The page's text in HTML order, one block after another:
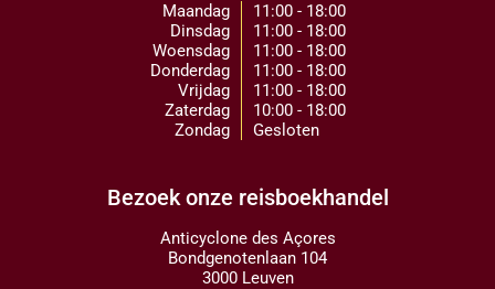
Maandag
Dinsdag
Woensdag
Donderdag
Vrijdag
Zaterdag
Zondag
11:00 - 18:00
11:00 - 18:00
11:00 - 18:00
11:00 - 18:00
11:00 - 18:00
10:00 - 18:00
Gesloten
Bezoek onze reisboekhandel
Anticyclone des Açores
Bondgenotenlaan 104
3000 Leuven